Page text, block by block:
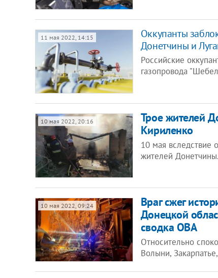
11 мая 2022, 14:15
Оккупанты
Донетчины и
Российские
газопровода
10 мая 2022, 20:16
Трое жителей
Кириленко
10 мая вследствие
жителей
10 мая 2022, 09:24
Враг сжег
Донецкой
сводка ОВА
Относительно
Волыни,